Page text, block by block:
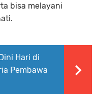
bisa melayani
Hari di
Pembawa